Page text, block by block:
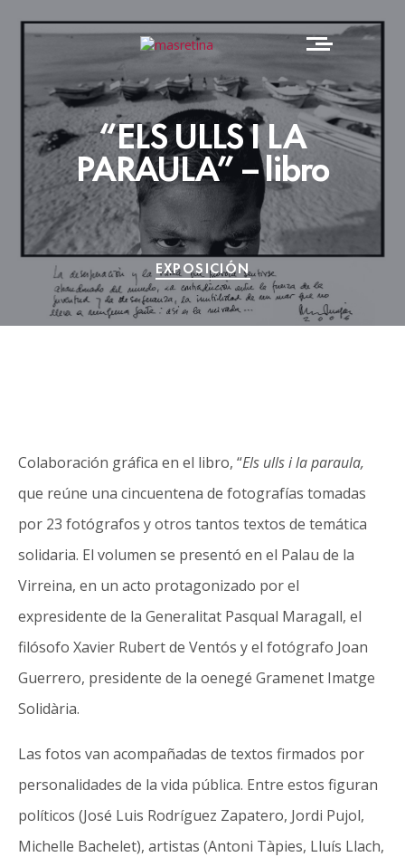
“ELS ULLS I LA
PARAULA” – libro
EXPOSICIÓN
Colaboración gráfica en el libro, “Els ulls i la paraula,
que reúne una cincuentena de fotografías tomadas
por 23 fotógrafos y otros tantos textos de temática
solidaria. El volumen se presentó en el Palau de la
Virreina, en un acto protagonizado por el
expresidente de la Generalitat Pasqual Maragall, el
filósofo Xavier Rubert de Ventós y el fotógrafo Joan
Guerrero, presidente de la oenegé Gramenet Imatge
Solidària.
Las fotos van acompañadas de textos firmados por
personalidades de la vida pública. Entre estos figuran
políticos (José Luis Rodríguez Zapatero, Jordi Pujol,
Michelle Bachelet), artistas (Antoni Tàpies, Lluís Llach,